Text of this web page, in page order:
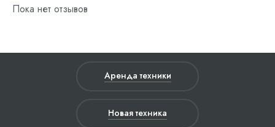
Пока нет отзывов
Аренда техники
Новая техника